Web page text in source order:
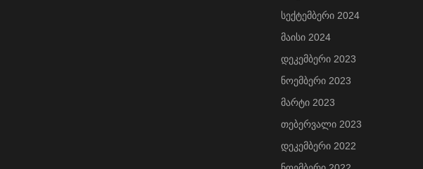
სექტემბერი 2024
მაისი 2024
დეკემბერი 2023
ნოემბერი 2023
მარტი 2023
თებერვალი 2023
დეკემბერი 2022